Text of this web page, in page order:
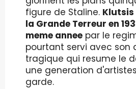
figure de Staline.
la Grande Terreur en
meme annee par le
pourtant servi avec son
tragique qui resume le
une generation
garde.